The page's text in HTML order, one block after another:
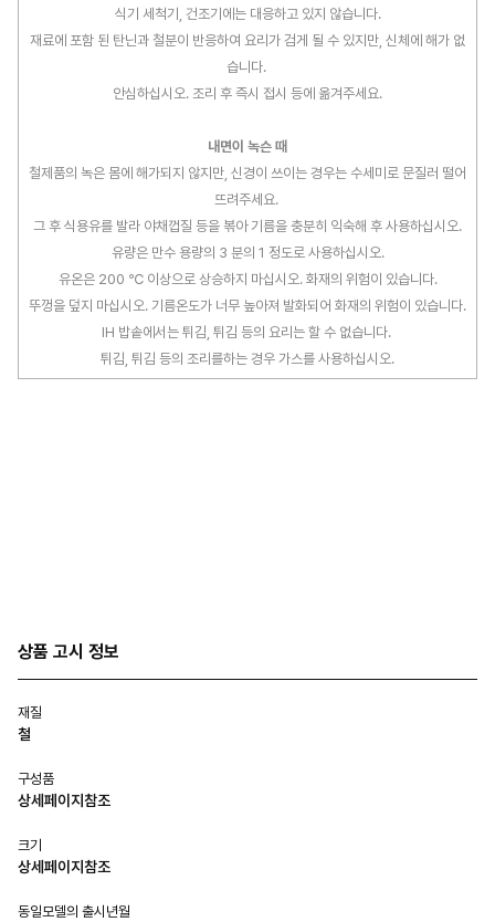
식기 세척기, 건조기에는 대응하고 있지 않습니다.
재료에 포함 된 탄닌과 철분이 반응하여 요리가 검게 될 수 있지만, 신체에 해가 없
습니다.
안심하십시오. 조리 후 즉시 접시 등에 옮겨주세요.
내면이 녹슨 때
철제품의 녹은 몸에 해가되지 않지만, 신경이 쓰이는 경우는 수세미로 문질러 떨어
뜨려주세요.
그 후 식용유를 발라 야채껍질 등을 볶아 기름을 충분히 익숙해 후 사용하십시오.
유량은 만수 용량의 3 분의 1 정도로 사용하십시오.
유온은 200 ℃ 이상으로 상승하지 마십시오. 화재의 위험이 있습니다.
뚜껑을 덮지 마십시오. 기름온도가 너무 높아져 발화되어 화재의 위험이 있습니다.
IH 밥솥에서는 튀김, 튀김 등의 요리는 할 수 없습니다.
튀김, 튀김 등의 조리를하는 경우 가스를 사용하십시오.
상품 고시 정보
재질
철
구성품
상세페이지참조
크기
상세페이지참조
동일모델의 출시년월